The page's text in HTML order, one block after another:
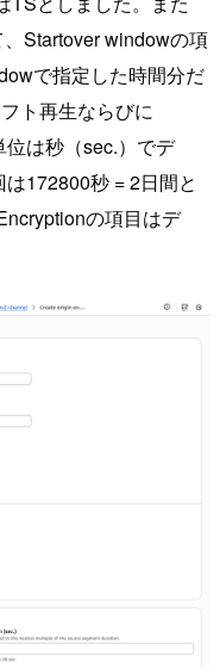
Startover windowの項
で指定した時間分だ
ト再生ならびに
は秒（sec.）でデ
172800秒 = 2日間と
の項目はデ